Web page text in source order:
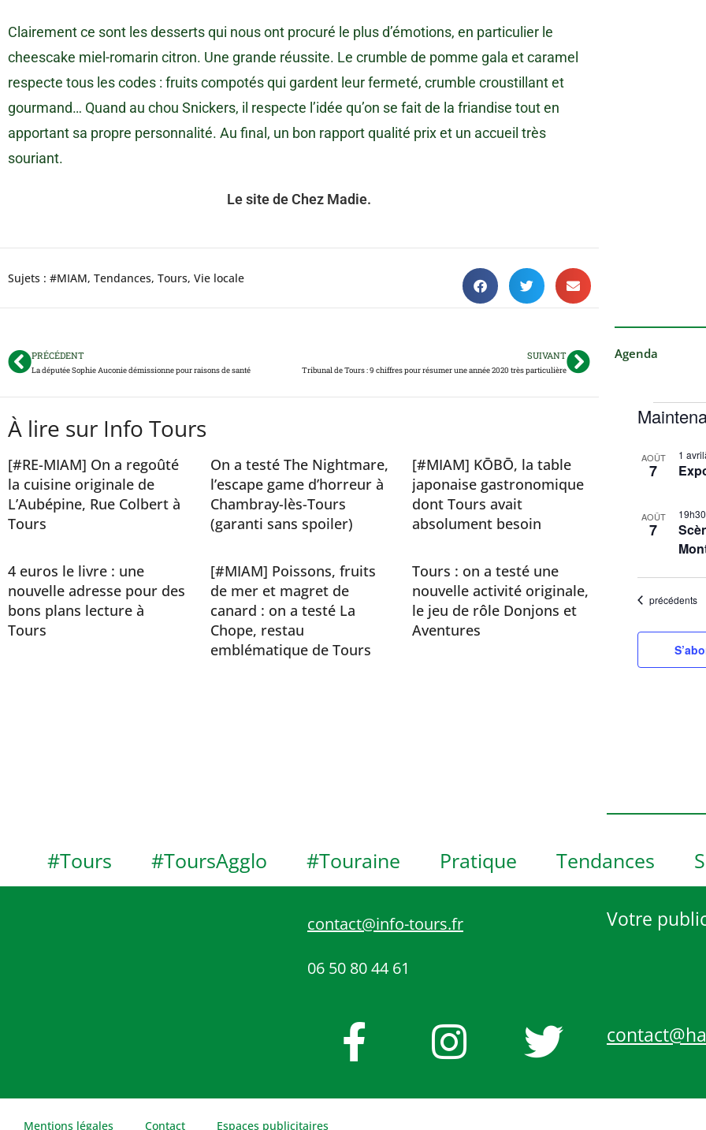
Clairement ce sont les desserts qui nous ont procuré le plus d’émotions, en particulier le
cheescake miel-romarin citron. Une grande réussite. Le crumble de pomme gala et caramel
respecte tous les codes : fruits compotés qui gardent leur fermeté, crumble croustillant et
gourmand… Quand au chou Snickers, il respecte l’idée qu’on se fait de la friandise tout en
apportant sa propre personnalité. Au final, un bon rapport qualité prix et un accueil très
souriant.
Le site de Chez Madie.
Sujets : #MIAM, Tendances, Tours, Vie locale
PRÉCÉDENT
La députée Sophie Auconie démissionne pour raisons de santé
SUIVANT
Tribunal de Tours : 9 chiffres pour résumer une année 2020 très particulière
À lire sur Info Tours
[#RE-MIAM] On a regoûté
la cuisine originale de
L’Aubépine, Rue Colbert à
Tours
On a testé The Nightmare,
l’escape game d’horreur à
Chambray-lès-Tours
(garanti sans spoiler)
[#MIAM] KŌBŌ, la table
japonaise gastronomique
dont Tours avait
absolument besoin
4 euros le livre : une
nouvelle adresse pour des
bons plans lecture à
Tours
[#MIAM] Poissons, fruits
de mer et magret de
canard : on a testé La
Chope, restau
emblématique de Tours
Tours : on a testé une
nouvelle activité originale,
le jeu de rôle Donjons et
Aventures
Agenda
é
c
o
n
e
L
t
e
v
e
t
V
i
e
AOÛT
7
1
AOÛT
7
Évènements
précédents
#Tours #ToursAgglo #Touraine Pratique Tendances
contact@info-tours.fr
06 50 80 44 61
Votre
Mentions légales Contact Espaces publicitaires